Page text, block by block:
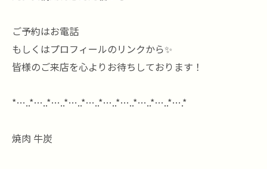
ご予約はお電話
もしくはプロフィールのリンクから✨
皆様のご来店を心よりお待ちしております！
*…..*…..*…..*…..*…..*…..*…..*…..*…..*….*
焼肉 牛炭